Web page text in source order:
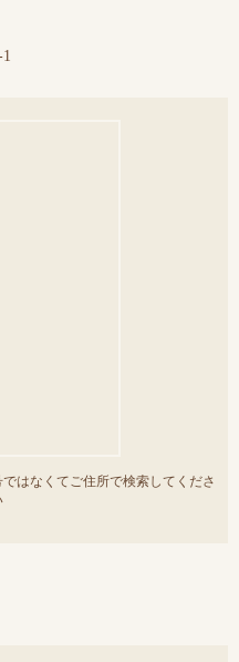
はなくてご住所で検索してくださ